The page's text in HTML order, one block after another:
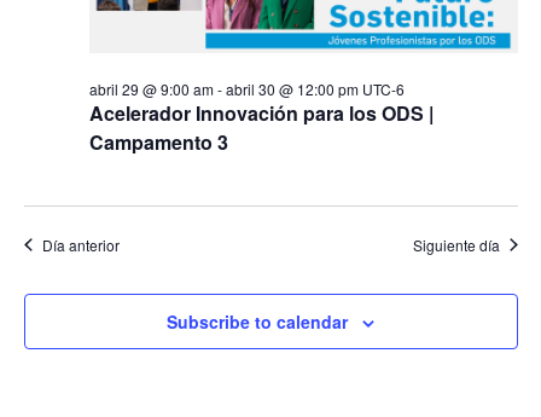
Acelerador Innovación para los ODS |
Campamento 3
abril 29 @ 9:00 am-abril 30 @ 12:00 pm UTC-6
Día anterior Siguiente día
Subscribe to calendar